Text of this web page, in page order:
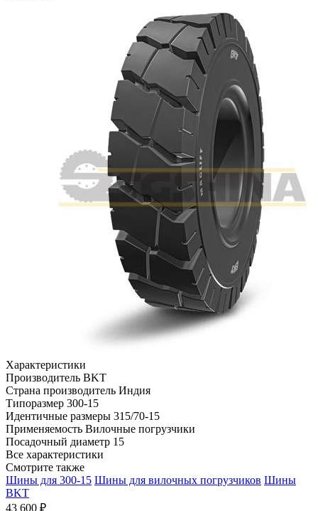
Характеристики
Производитель BKT
Страна производитель Индия
Типоразмер 300-15
Идентичные размеры 315/70-15
Применяемость Вилочные погрузчики
Посадочный диаметр 15
Все характеристики
Смотрите также
Шины для 300-15 Шины для вилочных погрузчиков Шины
BKT
43 600 ₽